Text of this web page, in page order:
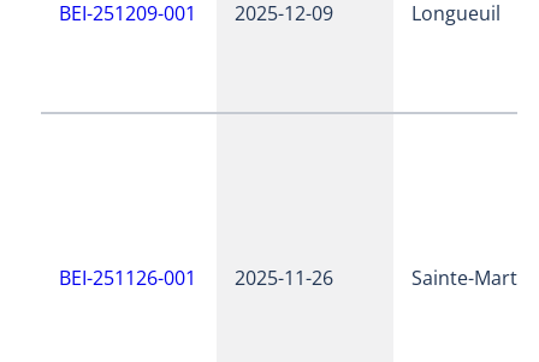
BEI-251209-001 2025-12-09 Longueuil
BEI-251126-001 2025-11-26 Sainte-